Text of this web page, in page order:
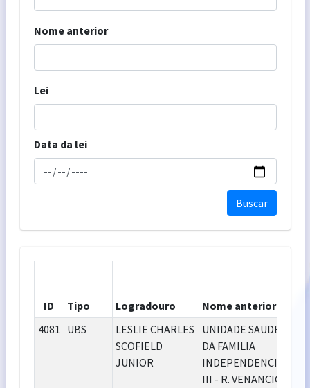
Nome anterior
Lei
Data da lei
Buscar
ID Tipo Logradouro Nome anterior
4081 UBS
LESLIE CHARLES
SCOFIELD
JUNIOR
UNIDADE SAUDE
DA FAMILIA
INDEPENDENCIA
III - R. VENANCIO